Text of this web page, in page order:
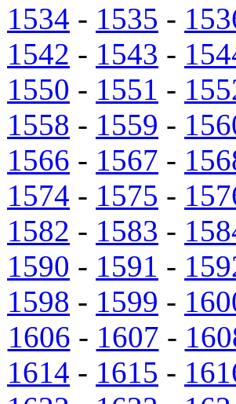
1534 - 1535 -
1542 - 1543 -
1550 - 1551 -
1558 - 1559 -
1566 - 1567 -
1574 - 1575 -
1582 - 1583 -
1590 - 1591 -
1598 - 1599 -
1606 - 1607 -
1614 - 1615 -